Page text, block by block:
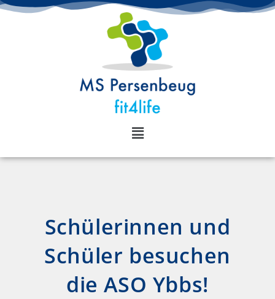
Schülerinnen und
Schüler besuchen
die ASO Ybbs!